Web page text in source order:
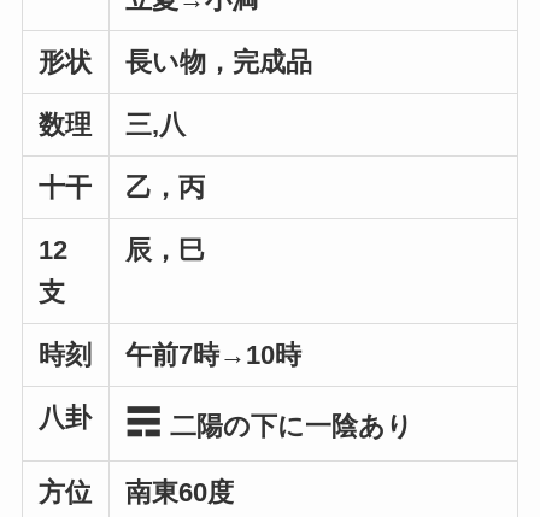
形状 長い物，完成品
数理 三,八
十干 乙，丙
12
支
辰，巳
時刻 午前7時→10時
八卦 ☴二陽の下に一陰あり
方位 南東60度